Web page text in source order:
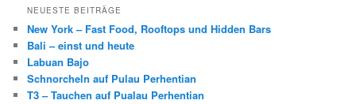
NEUESTE BEITRÄGE
New York – Fast Food, Rooftops und Hidden Bars
Bali – einst und heute
Labuan Bajo
Schnorcheln auf Pulau Perhentian
T3 – Tauchen auf Pualau Perhentian